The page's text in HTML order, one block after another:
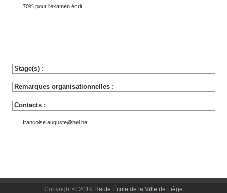
70% pour l'examen écrit
Stage(s) :
Remarques organisationnelles :
Contacts :
francoise.auguste@hel.be
Copyright © 2019 Haute École de la Ville de Liège